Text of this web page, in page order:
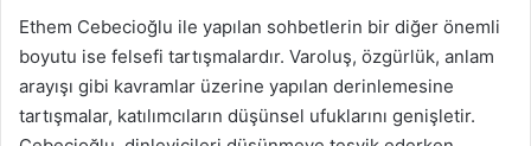
Ethem Cebecioğlu ile yapılan sohbetlerin bir diğer önemli
boyutu ise felsefi tartışmalardır. Varoluş, özgürlük, anlam
arayışı gibi kavramlar üzerine yapılan derinlemesine
tartışmalar, katılımcıların düşünsel ufuklarını genişletir.